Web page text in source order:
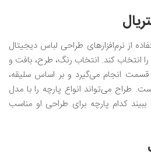
از نرم‌افزارهای طراحی لباس دیجیتال
انتخاب کند. انتخاب رنگ، طرح، بافت و
قسمت انجام می‌گیرد و بر اساس سلیقه،
طراح می‌تواند انواع پارچه را با مدل
کدام پارچه برای طراحی او مناسب